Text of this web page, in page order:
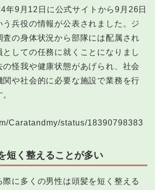
年9月12日に公式サイトから9月26日
兵役の情報が公表されました。ジ
査の身体状況から部隊には配属され
しての任務に就くことになりまし
の怪我や健康状態があげられ、社会
関や社会的に必要な施設で業務を行
Caratandmy/status/18390798383
短く整えることが多い
に多くの男性は頭髪を短く整える